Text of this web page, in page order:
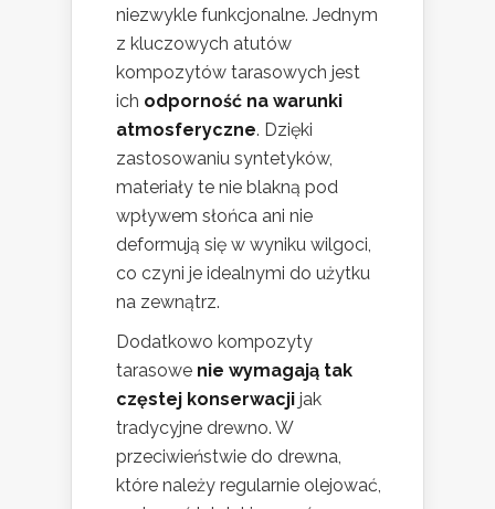
niezwykle funkcjonalne. Jednym
z kluczowych atutów
kompozytów tarasowych jest
ich odporność na warunki
atmosferyczne. Dzięki
zastosowaniu syntetyków,
materiały te nie blakną pod
wpływem słońca ani nie
deformują się w wyniku wilgoci,
co czyni je idealnymi do użytku
na zewnątrz.
Dodatkowo kompozyty
tarasowe nie wymagają tak
częstej konserwacji jak
tradycyjne drewno. W
przeciwieństwie do drewna,
które należy regularnie olejować,